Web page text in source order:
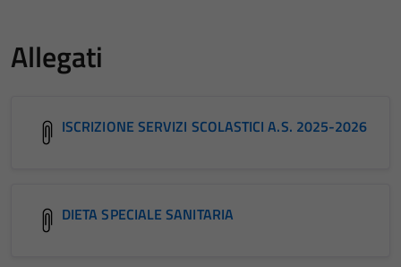
Allegati
ISCRIZIONE SERVIZI SCOLASTICI A.S. 2025-2026
DIETA SPECIALE SANITARIA